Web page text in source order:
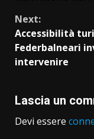
Next:
Accessibilità
Federbalneari
intervenire
Lascia un
Devi essere